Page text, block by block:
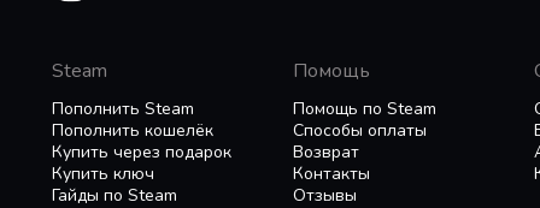
Steam
Пополнить Steam
Пополнить кошелёк
Купить через подарок
Купить ключ
Гайды по Steam
Помощь
Помощь по Steam
Способы оплаты
Возврат
Контакты
Отзывы